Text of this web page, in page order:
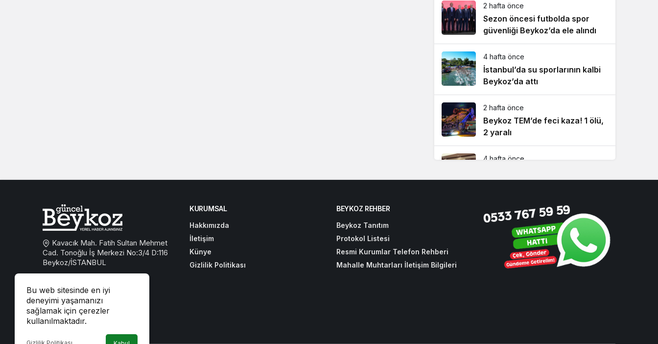
2 hafta önce
Sezon öncesi futbolda spor
güvenliği Beykoz’da ele alındı
4 hafta önce
İstanbul’da su sporlarının kalbi
Beykoz’da attı
2 hafta önce
Beykoz TEM’de feci kaza! 1 ölü,
2 yaralı
4 hafta önce
2 hafta önce
Riva’da yılların sorununa ilk
kazma vuruldu!
Bu web sitesinde en iyi
deneyimi yaşamanızı
sağlamak için çerezler
kullanılmaktadır.
Kavacık Mah. Fatih Sultan Mehmet
Cad. Tonoğlu İş Merkezi No:3/4 D:116
Beykoz/İSTANBUL
beykozguncel@gmail.com
iletisim@beykozguncel.com
KURUMSAL
Hakkımızda
İletişim
Künye
Gizlilik Politikası
BEYKOZ REHBER
Beykoz Tanıtım
Protokol Listesi
Resmi Kurumlar Telefon Rehberi
Mahalle Muhtarları İletişim Bilgileri